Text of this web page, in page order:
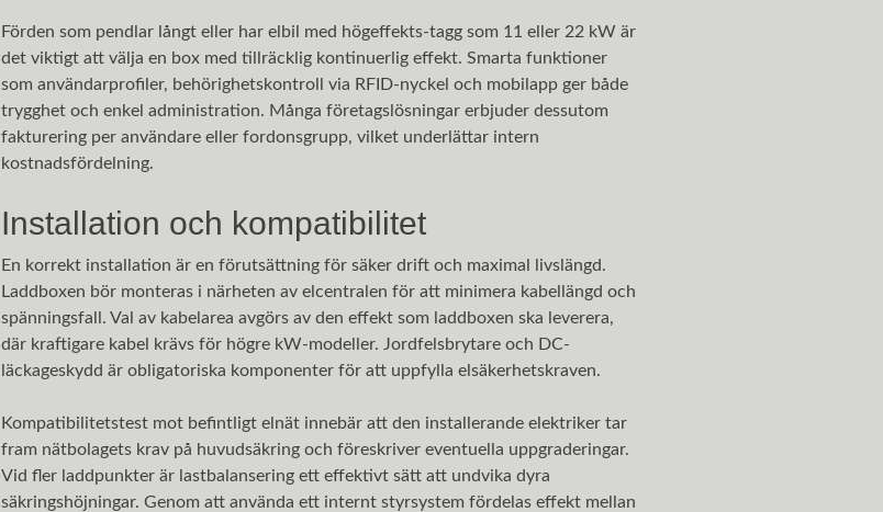
Förden som pendlar långt eller har elbil med högeffekts-tagg som 11 eller 22 kW är
det viktigt att välja en box med tillräcklig kontinuerlig effekt. Smarta funktioner
som användarprofiler, behörighetskontroll via RFID-nyckel och mobilapp ger både
trygghet och enkel administration. Många företagslösningar erbjuder dessutom
fakturering per användare eller fordonsgrupp, vilket underlättar intern
kostnadsfördelning.
Installation och kompatibilitet
En korrekt installation är en förutsättning för säker drift och maximal livslängd.
Laddboxen bör monteras i närheten av elcentralen för att minimera kabellängd och
spänningsfall. Val av kabelarea avgörs av den effekt som laddboxen ska leverera,
där kraftigare kabel krävs för högre kW-modeller. Jordfelsbrytare och DC-
läckageskydd är obligatoriska komponenter för att uppfylla elsäkerhetskraven.
Kompatibilitetstest mot befintligt elnät innebär att den installerande elektriker tar
fram nätbolagets krav på huvudsäkring och föreskriver eventuella uppgraderingar.
Vid fler laddpunkter är lastbalansering ett effektivt sätt att undvika dyra
säkringshöjningar. Genom att använda ett internt styrsystem fördelas effekt mellan